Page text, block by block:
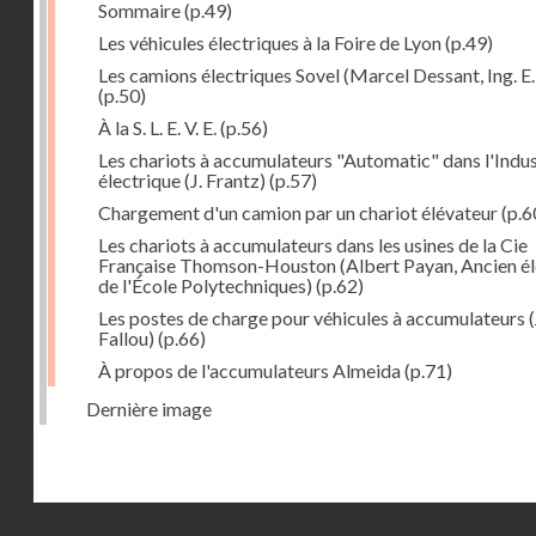
Sommaire(p.49)
Les véhicules électriques à la Foire de Lyon(p.49)
Les camions électriques Sovel (Marcel Dessant, Ing. E.
(p.50)
À la S. L. E. V. E. (p.56)
Les chariots à accumulateurs "Automatic" dans
électrique (J. Frantz) (p.57)
Chargement d'un camion par un chariot élévateur
Les chariots à accumulateurs dans les usines de la Cie
Française Thomson-Houston (Albert Payan, Ancien
de l'École Polytechniques) (p.62)
Les postes de charge pour véhicules à accumulateurs
Fallou) (p.66)
À propos de l'accumulateurs Almeida(p.71)
Dernière image